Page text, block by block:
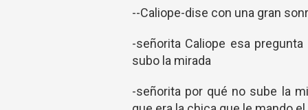
--Caliope-dise con una gran
-señorita Caliope esa
subo la mirada
-señorita por qué no sube la